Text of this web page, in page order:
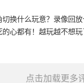
换什么玩意？录像回
心都有！越玩越不想
点击加载更多